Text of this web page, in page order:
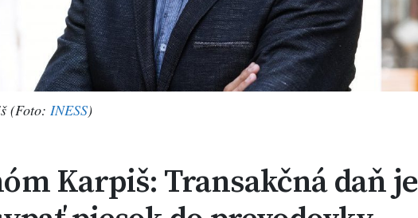
(Foto: INESS)
Karpiš: Transakčná daň je